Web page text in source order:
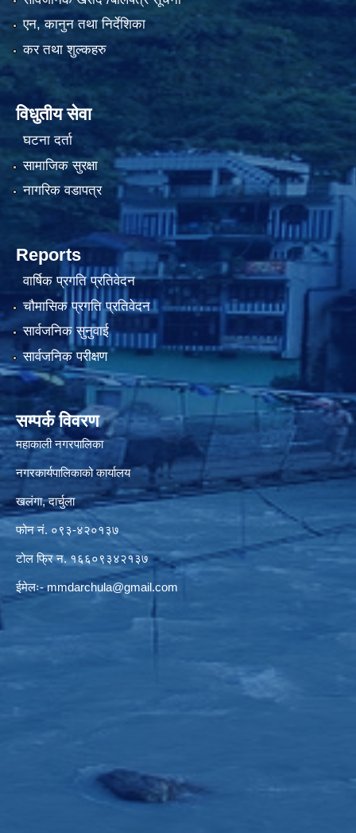
एन, कानुन तथा निर्देशिका
कर तथा शुल्कहरु
विधुतीय सेवा
घटना दर्ता
सामाजिक सुरक्षा
नागरिक वडापत्र
Reports
वार्षिक प्रगति प्रतिवेदन
चौमासिक प्रगति प्रतिवेदन
सार्वजनिक सुनुवाई
सार्वजनिक परीक्षण
सम्पर्क विवरण
महाकाली नगरपालिका
नगरकार्यपालिकाको कार्यालय
खलंगा, दार्चुला
फोन नं. ०९३-४२०१३७
टोल फ्रि न. १६६०९३४२१३७
ईमेलः-mmdarchula@gmail.com